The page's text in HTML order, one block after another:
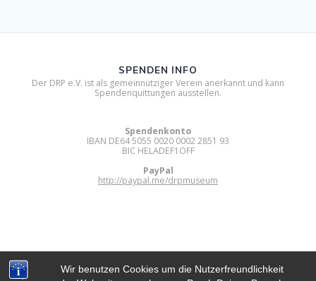
Wir benutzen Cookies um die Nutzerfreundlichkeit
SPENDEN INFO
Der DRP e.V. ist als gemeinnütziger Verein anerkannt und kann
Spendenquittungen ausstellen.
Spendenkonto
IBAN DE64 5055 0020 0002 2851 93
BIC HELADEF1OFF
PayPal
http://paypal.me/drpmuseum